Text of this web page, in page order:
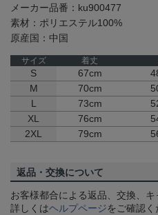
メーカー品番：ku900477
素材：ポリエステル100%
原産国：中国
サイズ 着丈
S 67cm
M
70cm
L
73cm
XL
76cm
2XL
79cm
返品・交換について
お客様都合による返品、交換、キ
詳しくはヘルプページをご確認く